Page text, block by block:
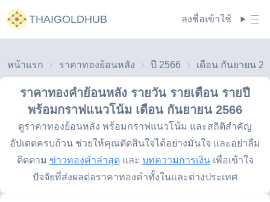
THAIGOLDHUB ลงชื่อเข้าใช้
หน้าแรก ราคาทองย้อนหลัง ปี 2566 เดือน กันยายน
ราคาทองคำย้อนหลัง รายวัน รายเดือน รายปี
พร้อมกราฟแนวโน้ม เดือน กันยายน 2566
ดูราคาทองย้อนหลัง พร้อมกราฟแนวโน้ม และสถิติสำคัญ
อัปเดตครบถ้วน ช่วยให้คุณตัดสินใจได้อย่างมั่นใจ และอย่าลืม
ติดตาม ข่าวทองคำล่าสุด และ บทความการเงิน เพื่อเข้าใจ
ปัจจัยที่ส่งผลต่อราคาทองคำทั้งในและต่างประเทศ